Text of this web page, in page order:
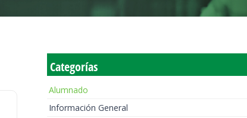
Categorías
Alumnado
Información General